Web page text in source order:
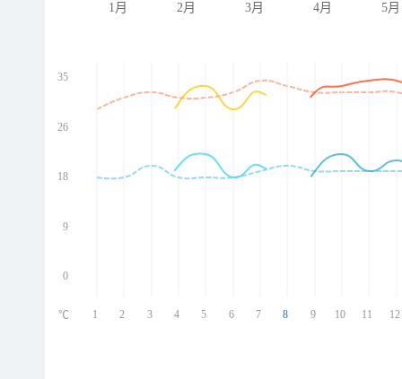
1月 2月 3月 4月 5月
35
26
18
9
0
1 2 3 4 5 6 7 8 9 10 11 12
℃